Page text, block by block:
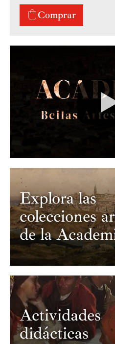
Comprar
visualización de
Explora las
colecciones
de la
Actividades
didácticas